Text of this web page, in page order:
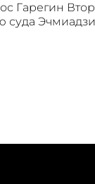
Гарегин
суда